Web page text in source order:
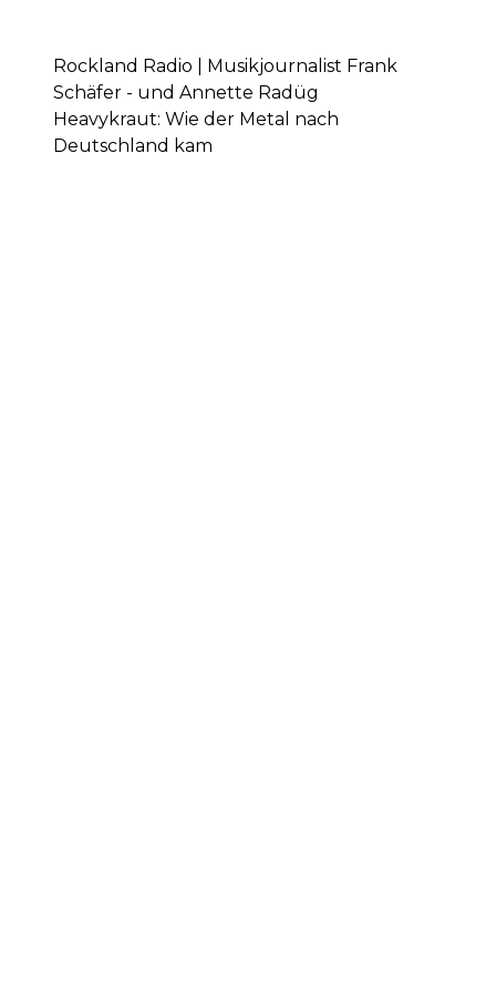
Rockland Radio | Musikjournalist Frank
Schäfer - und Annette Radüg
Heavykraut: Wie der Metal nach
Deutschland kam